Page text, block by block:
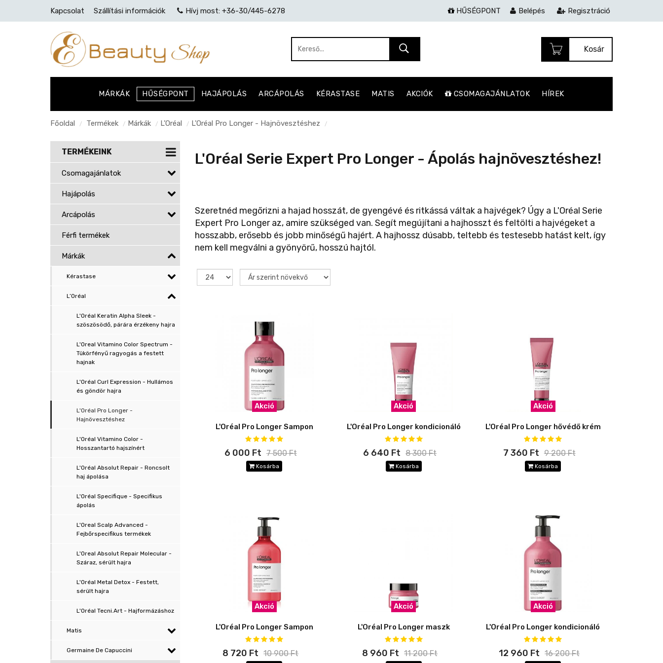
Kapcsolat Szállítási információk Hívj most: +36-30/445-6278 HŰSÉGPONT Belépés Regisztráció
Kosár
MÁRKÁK HŰSÉGPONT HAJÁPOLÁS ARCÁPOLÁS KÉRASTASE MATIS AKCIÓK CSOMAGAJÁNLATOK HÍREK
Főoldal / Termékek / Márkák / L’Oréal / L'Oréal Pro Longer - Hajnövesztéshez /
TERMÉKEINK
Csomagajánlatok
Hajápolás
Arcápolás
Férfi termékek
Márkák
Kérastase
L’Oréal
L'Oréal Keratin Alpha Sleek -
szöszösödő, párára érzékeny hajra
L'Oreal Vitamino Color Spectrum -
Tükörfényű ragyogás a festett
hajnak
L'Oréal Curl Expression - Hullámos
és göndör hajra
L'Oréal Pro Longer -
Hajnövesztéshez
L'Oréal Vitamino Color -
Hosszantartó hajszínért
L'Oréal Absolut Repair - Roncsolt
haj ápolása
L'Oréal Specifique - Specifikus
ápolás
L'Oreal Scalp Advanced -
Fejbőrspecifikus termékek
L'Oreal Absolut Repair Molecular -
Száraz, sérült hajra
L'Oréal Metal Detox - Festett,
sérült hajra
L'Oréal Tecni.Art - Hajformázáshoz
Matis
Germaine De Capuccini
L'Oréal Serie Expert Pro Longer - Ápolás hajnövesztéshez!
Szeretnéd megőrizni a hajad hosszát, de gyengévé és ritkássá váltak a hajvégek? Úgy a L'Oréal Serie
Expert Pro Longer az, amire szükséged van. Segít megújítani a hajhosszt és feltölti a hajvégeket a
hosszabb, erősebb és jobb minőségű hajért. A hajhossz dúsabb, teltebb és testesebb hatást kelt, így
nem kell megválni a gyönyörű, hosszú hajtól.
Akció
L'Oréal Pro Longer Sampon
6 000 Ft 7 500 Ft
Kosárba
Akció
L'Oréal Pro Longer kondicionáló
6 640 Ft 8 300 Ft
Kosárba
Akció
L'Oréal Pro Longer hővédő krém
7 360 Ft 9 200 Ft
Kosárba
Akció
L'Oréal Pro Longer Sampon
8 720 Ft 10 900 Ft
Akció
L'Oréal Pro Longer maszk
8 960 Ft 11 200 Ft
Akció
L'Oréal Pro Longer kondicionáló
12 960 Ft 16 200 Ft